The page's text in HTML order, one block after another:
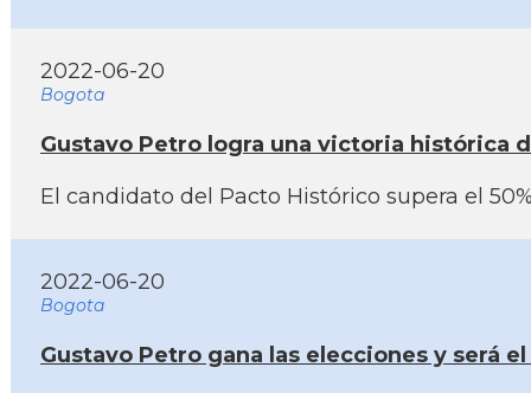
2022-06-20
Bogota
Gustavo Petro logra una victoria histórica
El candidato del Pacto Histórico supera el
2022-06-20
Bogota
Gustavo Petro gana las elecciones y será